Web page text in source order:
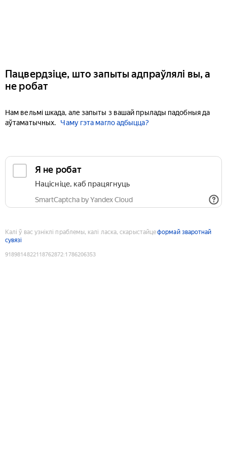
Пацвердзіце, што запыты адпраўлялі вы, а
не робат
Нам вельмі шкада, але запыты з вашай прылады падобныя да
аўтаматычных.
Чаму гэта магло адбыцца?
Я не робат
Націсніце, каб працягнуць
SmartCaptcha by Yandex Cloud
Калі ў вас узніклі праблемы, калі ласка, скарыстайцеформай зваротнай
сувязі
9189814822118762872:1786206353